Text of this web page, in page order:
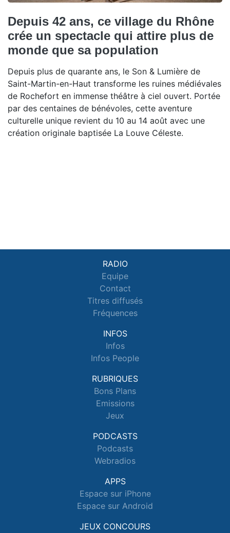
Depuis 42 ans, ce village du Rhône
crée un spectacle qui attire plus de
monde que sa population
Depuis plus de quarante ans, le Son & Lumière de
Saint-Martin-en-Haut transforme les ruines médiévales
de Rochefort en immense théâtre à ciel ouvert. Portée
par des centaines de bénévoles, cette aventure
culturelle unique revient du 10 au 14 août avec une
création originale baptisée La Louve Céleste.
RADIO
Equipe
Contact
Titres diffusés
Fréquences
INFOS
Infos
Infos People
RUBRIQUES
Bons Plans
Emissions
Jeux
PODCASTS
Podcasts
Webradios
APPS
Espace sur iPhone
Espace sur Android
JEUX CONCOURS